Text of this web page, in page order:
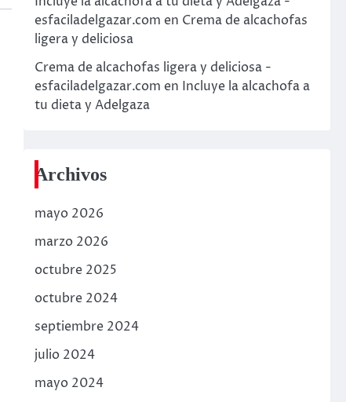
esfaciladelgazar.com en Crema de alcachofas
ligera y deliciosa
Crema de alcachofas ligera y deliciosa -
esfaciladelgazar.com en Incluye la alcachofa a
tu dieta y Adelgaza
Archivos
mayo 2026
marzo 2026
octubre 2025
octubre 2024
septiembre 2024
julio 2024
mayo 2024